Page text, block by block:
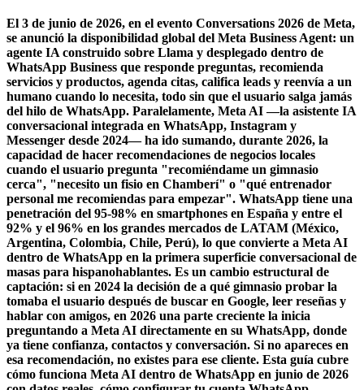
El 3 de junio de 2026, en el evento Conversations 2026 de Meta,
se anunció la disponibilidad global del Meta Business Agent: un
agente IA construido sobre Llama y desplegado dentro de
WhatsApp Business que responde preguntas, recomienda
servicios y productos, agenda citas, califica leads y reenvía a un
humano cuando lo necesita, todo sin que el usuario salga jamás
del hilo de WhatsApp. Paralelamente, Meta AI —la asistente IA
conversacional integrada en WhatsApp, Instagram y
Messenger desde 2024— ha ido sumando, durante 2026, la
capacidad de hacer recomendaciones de negocios locales
cuando el usuario pregunta "recomiéndame un gimnasio
cerca", "necesito un fisio en Chamberí" o "qué entrenador
personal me recomiendas para empezar". WhatsApp tiene una
penetración del 95-98% en smartphones en España y entre el
92% y el 96% en los grandes mercados de LATAM (México,
Argentina, Colombia, Chile, Perú), lo que convierte a Meta AI
dentro de WhatsApp en la primera superficie conversacional de
masas para hispanohablantes. Es un cambio estructural de
captación: si en 2024 la decisión de a qué gimnasio probar la
tomaba el usuario después de buscar en Google, leer reseñas y
hablar con amigos, en 2026 una parte creciente la inicia
preguntando a Meta AI directamente en su WhatsApp, donde
ya tiene confianza, contactos y conversación. Si no apareces en
esa recomendación, no existes para ese cliente. Esta guía cubre
cómo funciona Meta AI dentro de WhatsApp en junio de 2026